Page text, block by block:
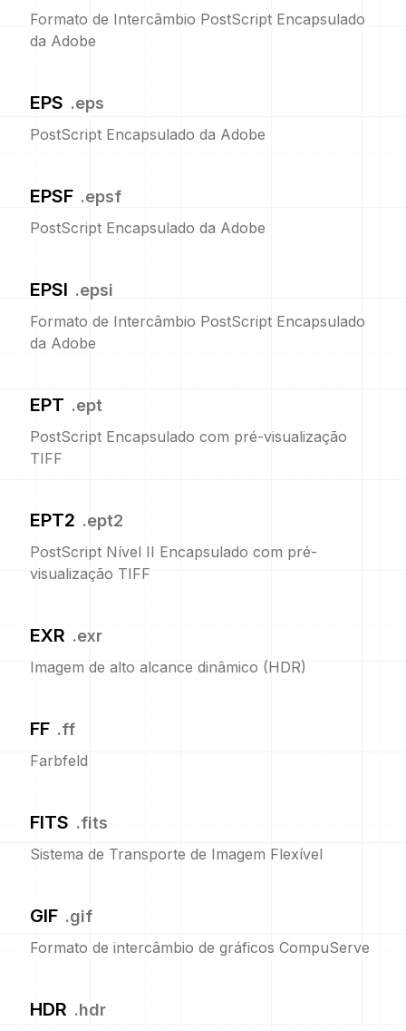
Formato de Intercâmbio PostScript Encapsulado
da Adobe
EPS .eps
PostScript Encapsulado da Adobe
EPSF .epsf
PostScript Encapsulado da Adobe
EPSI .epsi
Formato de Intercâmbio PostScript Encapsulado
da Adobe
EPT .ept
PostScript Encapsulado com pré-visualização
TIFF
EPT2 .ept2
PostScript Nível II Encapsulado com pré-
visualização TIFF
EXR .exr
Imagem de alto alcance dinâmico (HDR)
FF .ff
Farbfeld
FITS .fits
Sistema de Transporte de Imagem Flexível
GIF .gif
Formato de intercâmbio de gráficos CompuServe
HDR .hdr